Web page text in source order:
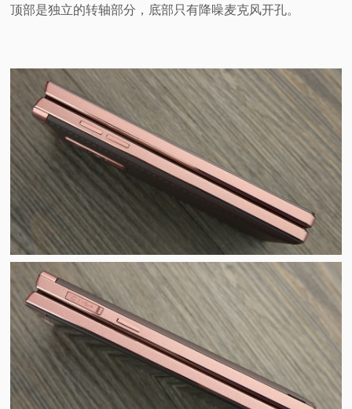
顶部是独立的转轴部分，底部只有降噪麦克风开孔。